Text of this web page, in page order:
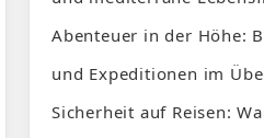
Abenteuer in der Höhe:
und Expeditionen im
Sicherheit auf Reisen: